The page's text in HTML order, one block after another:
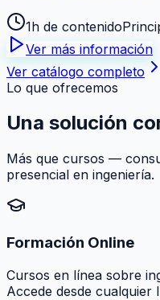
1h de contenido
Ver más información
Ver catálogo completo
Lo que ofrecemos
Una solución
Más que cursos —
presencial en ingeniería.
Formación Online
Cursos en línea sobre
Accede desde